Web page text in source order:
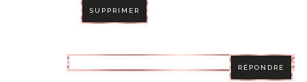
SUPPRIMER
RÉPONDRE